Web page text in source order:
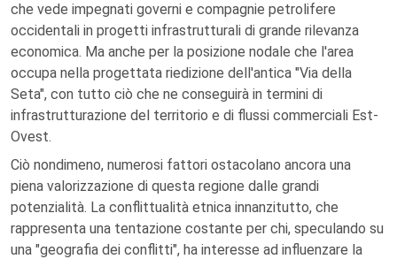
che vede impegnati governi e compagnie petrolifere
occidentali in progetti infrastrutturali di grande rilevanza
economica. Ma anche per la posizione nodale che l'area
occupa nella progettata riedizione dell'antica "Via della
Seta", con tutto ciò che ne conseguirà in termini di
infrastrutturazione del territorio e di flussi commerciali Est-
Ovest.
Ciò nondimeno, numerosi fattori ostacolano ancora una
piena valorizzazione di questa regione dalle grandi
potenzialità. La conflittualità etnica innanzitutto, che
rappresenta una tentazione costante per chi, speculando su
una "geografia dei conflitti", ha interesse ad influenzare la